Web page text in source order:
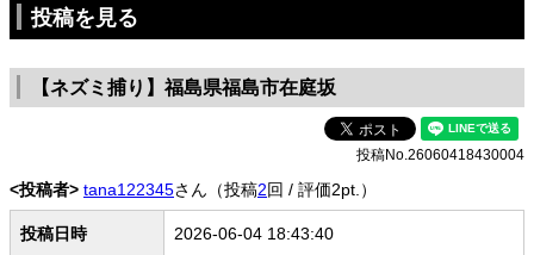
投稿を見る
【ネズミ捕り】福島県福島市在庭坂
投稿No.26060418430004
<投稿者> tana122345さん（投稿2回 / 評価2pt.）
投稿日時 2026-06-04 18:43:40